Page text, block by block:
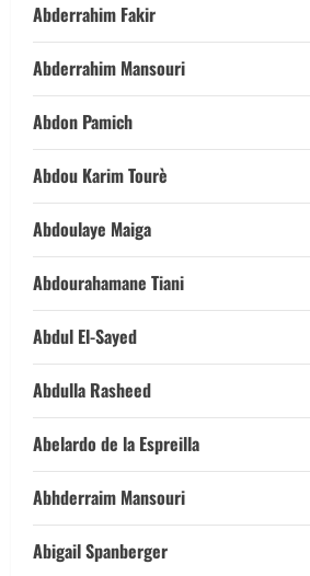
Abderrahim Fakir
Abderrahim Mansouri
Abdon Pamich
Abdou Karim Tourè
Abdoulaye Maiga
Abdourahamane Tiani
Abdul El-Sayed
Abdulla Rasheed
Abelardo de la Espreilla
Abhderraim Mansouri
Abigail Spanberger